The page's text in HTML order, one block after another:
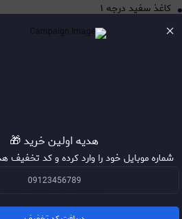
کاغذ سفید درجه ۱
سایز کاغذ: ۲۰.۵ * ۲۸.۷ سانتی متر
فنر تک سیم (فلزی) که موجب ورق خوردن
×
هدیه اولین خرید 🎁
شماره موبایل خود را وارد کرده و کد تخفیف